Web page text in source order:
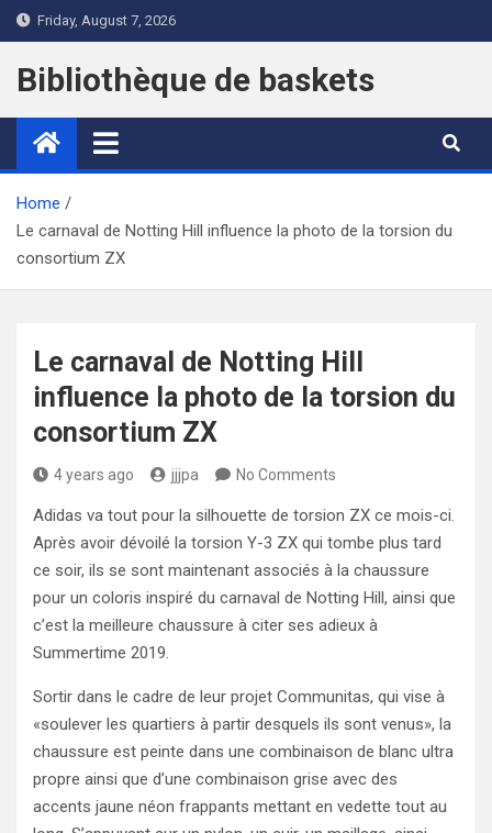
Skip
to
content
Friday, August 7, 2026
Bibliothèque de baskets
Home
Le carnaval de Notting Hill influence la photo de la torsion du
consortium ZX
Le carnaval de Notting Hill
influence la photo de la torsion du
consortium ZX
4 years ago jjjpa No Comments
Adidas va tout pour la silhouette de torsion ZX ce mois-ci.
Après avoir dévoilé la torsion Y-3 ZX qui tombe plus tard
ce soir, ils se sont maintenant associés à la chaussure
pour un coloris inspiré du carnaval de Notting Hill, ainsi que
c’est la meilleure chaussure à citer ses adieux à
Summertime 2019.
Sortir dans le cadre de leur projet Communitas, qui vise à
«soulever les quartiers à partir desquels ils sont venus», la
chaussure est peinte dans une combinaison de blanc ultra
propre ainsi que d’une combinaison grise avec des
accents jaune néon frappants mettant en vedette tout au